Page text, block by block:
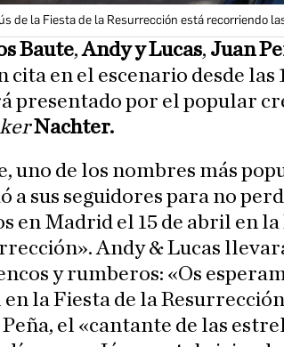
de la Fiesta de la Resurrección está recorriendo
Baute,Andy y Lucas, Juan
cita en el escenario desde las
presentado por el popular
Nachter.
uno de los nombres más
a sus seguidores para no
en Madrid el 15 de abril en la
Andy & Lucas
y rumberos: «Os
la Fiesta de la
el «cantante de las